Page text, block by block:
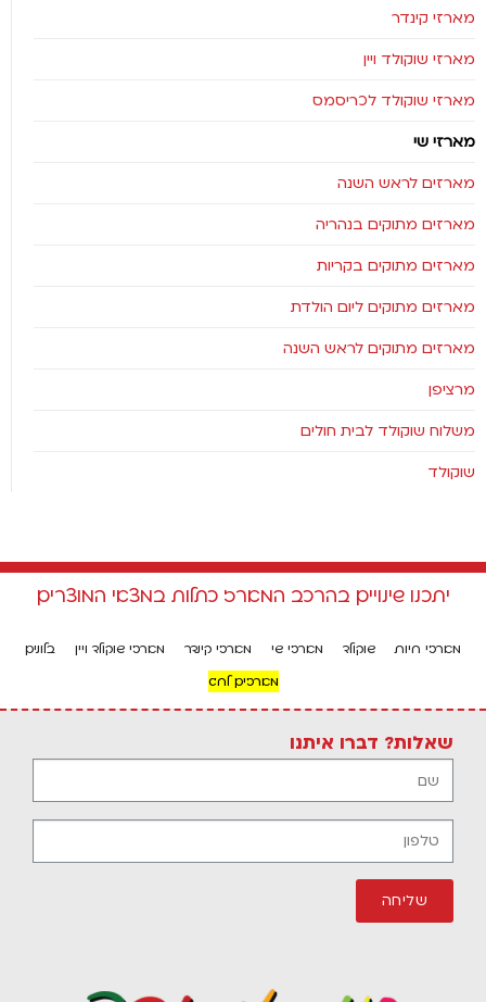
מארזי קינדר
מארזי שוקולד ויין
מארזי שוקולד לכריסמס
מארזי שי
מארזים לראש השנה
מארזים מתוקים בנהריה
מארזים מתוקים בקריות
מארזים מתוקים ליום הולדת
מארזים מתוקים לראש השנה
מרציפן
משלוח שוקולד לבית חולים
שוקולד
יתכנו שינויים בהרכב המארז כתלות במצאי המוצרים
מארזי חיות שוקולד מארזי שי מארזי קינדר מארזי שוקולד ויין
בלונים
מארזים לחג
שאלות? דברו איתנו
שליחה